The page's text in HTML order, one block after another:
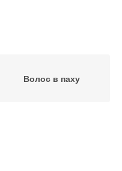
Волос в паху